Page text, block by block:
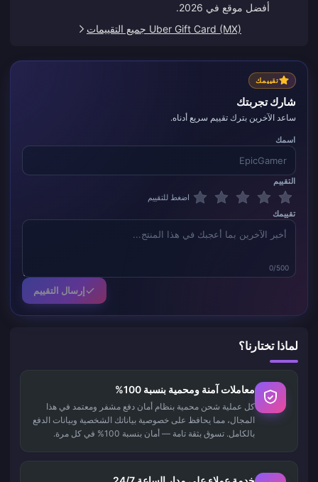
أفضل موقع في 2026.
Uber Gift Card (MX) جميع التقييمات
تقييمك
شارك تجربتك
ساعد الآخرين بترك تقييم سريع أدناه.
اسمك
التقييم
اضغط للتقييم
تقييمك
0/500
إرسال التقييم
لماذا تختارنا؟
معاملات آمنة ومحمية بنسبة 100%
كل عملية شحن محمية بنظام أمان دفع مشفر ومعتمد في هذا
المجال، مما يحافظ على خصوصية بياناتك الشخصية وبيانات الدفع
بالكامل. تسوق بثقة تامة — أمان بنسبة 100% في كل مرة.